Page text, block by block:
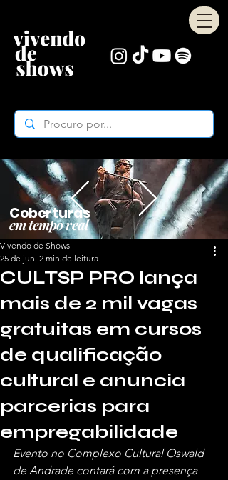
Coberturas
em tempo real
CULTSP PRO lança
mais de 2 mil vagas
gratuitas em cursos
de qualificação
cultural e anuncia
parcerias para
empregabilidade
Vivendo de Shows
25 de jun. 2 min de leitura
Evento no Complexo Cultural Oswald
de Andrade contará com a presença